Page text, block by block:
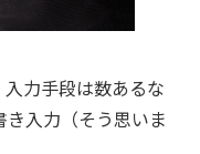
力手段は数あるな
入力（そう思いま